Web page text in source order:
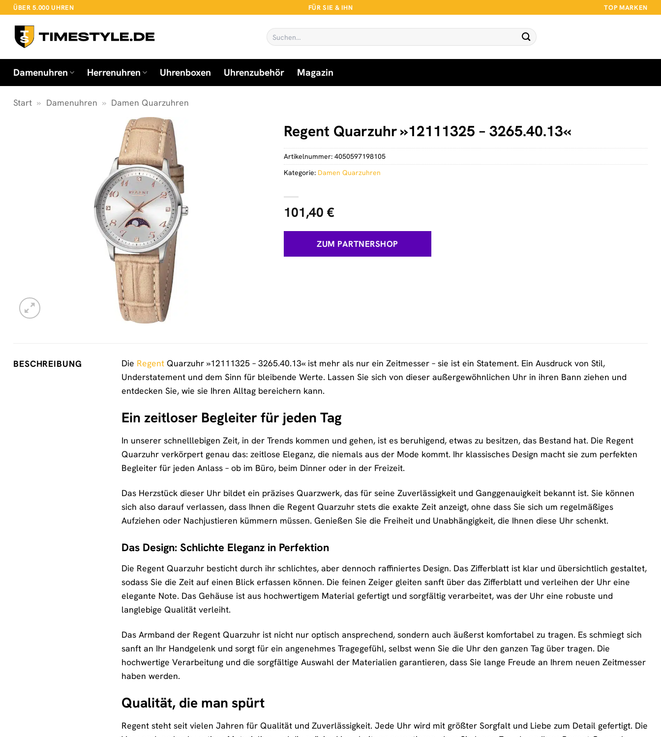
Zum
springen
ÜBER 5.000 UHREN FÜR SIE & IHN TOP MARKEN
Suchen
nach:
Damenuhren Herrenuhren Uhrenboxen Uhrenzubehör Magazin
Start » Damenuhren » Damen Quarzuhren
Regent Quarzuhr »12111325 – 3265.40.13«
101,40 €
ZUM PARTNERSHOP
Artikelnummer: 4050597198105
Kategorie: Damen Quarzuhren
BESCHREIBUNG Die Regent Quarzuhr »12111325 – 3265.40.13« ist mehr als nur ein Zeitmesser – sie ist ein Statement. Ein Ausdruck von Stil,
Understatement und dem Sinn für bleibende Werte. Lassen Sie sich von dieser außergewöhnlichen Uhr in ihren Bann ziehen und
entdecken Sie, wie sie Ihren Alltag bereichern kann.
Ein zeitloser Begleiter für jeden Tag
In unserer schnelllebigen Zeit, in der Trends kommen und gehen, ist es beruhigend, etwas zu besitzen, das Bestand hat. Die Regent
Quarzuhr verkörpert genau das: zeitlose Eleganz, die niemals aus der Mode kommt. Ihr klassisches Design macht sie zum perfekten
Begleiter für jeden Anlass – ob im Büro, beim Dinner oder in der Freizeit.
Das Herzstück dieser Uhr bildet ein präzises Quarzwerk, das für seine Zuverlässigkeit und Ganggenauigkeit bekannt ist. Sie können
sich also darauf verlassen, dass Ihnen die Regent Quarzuhr stets die exakte Zeit anzeigt, ohne dass Sie sich um regelmäßiges
Aufziehen oder Nachjustieren kümmern müssen. Genießen Sie die Freiheit und Unabhängigkeit, die Ihnen diese Uhr schenkt.
Das Design: Schlichte Eleganz in Perfektion
Die Regent Quarzuhr besticht durch ihr schlichtes, aber dennoch raffiniertes Design. Das Zifferblatt ist klar und übersichtlich gestaltet,
sodass Sie die Zeit auf einen Blick erfassen können. Die feinen Zeiger gleiten sanft über das Zifferblatt und verleihen der Uhr eine
elegante Note. Das Gehäuse ist aus hochwertigem Material gefertigt und sorgfältig verarbeitet, was der Uhr eine robuste und
langlebige Qualität verleiht.
Das Armband der Regent Quarzuhr ist nicht nur optisch ansprechend, sondern auch äußerst komfortabel zu tragen. Es schmiegt sich
sanft an Ihr Handgelenk und sorgt für ein angenehmes Tragegefühl, selbst wenn Sie die Uhr den ganzen Tag über tragen. Die
hochwertige Verarbeitung und die sorgfältige Auswahl der Materialien garantieren, dass Sie lange Freude an Ihrem neuen Zeitmesser
haben werden.
Qualität, die man spürt
Regent steht seit vielen Jahren für Qualität und Zuverlässigkeit. Jede Uhr wird mit größter Sorgfalt und Liebe zum Detail gefertigt. Die